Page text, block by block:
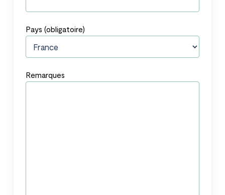
Pays (obligatoire)
Remarques